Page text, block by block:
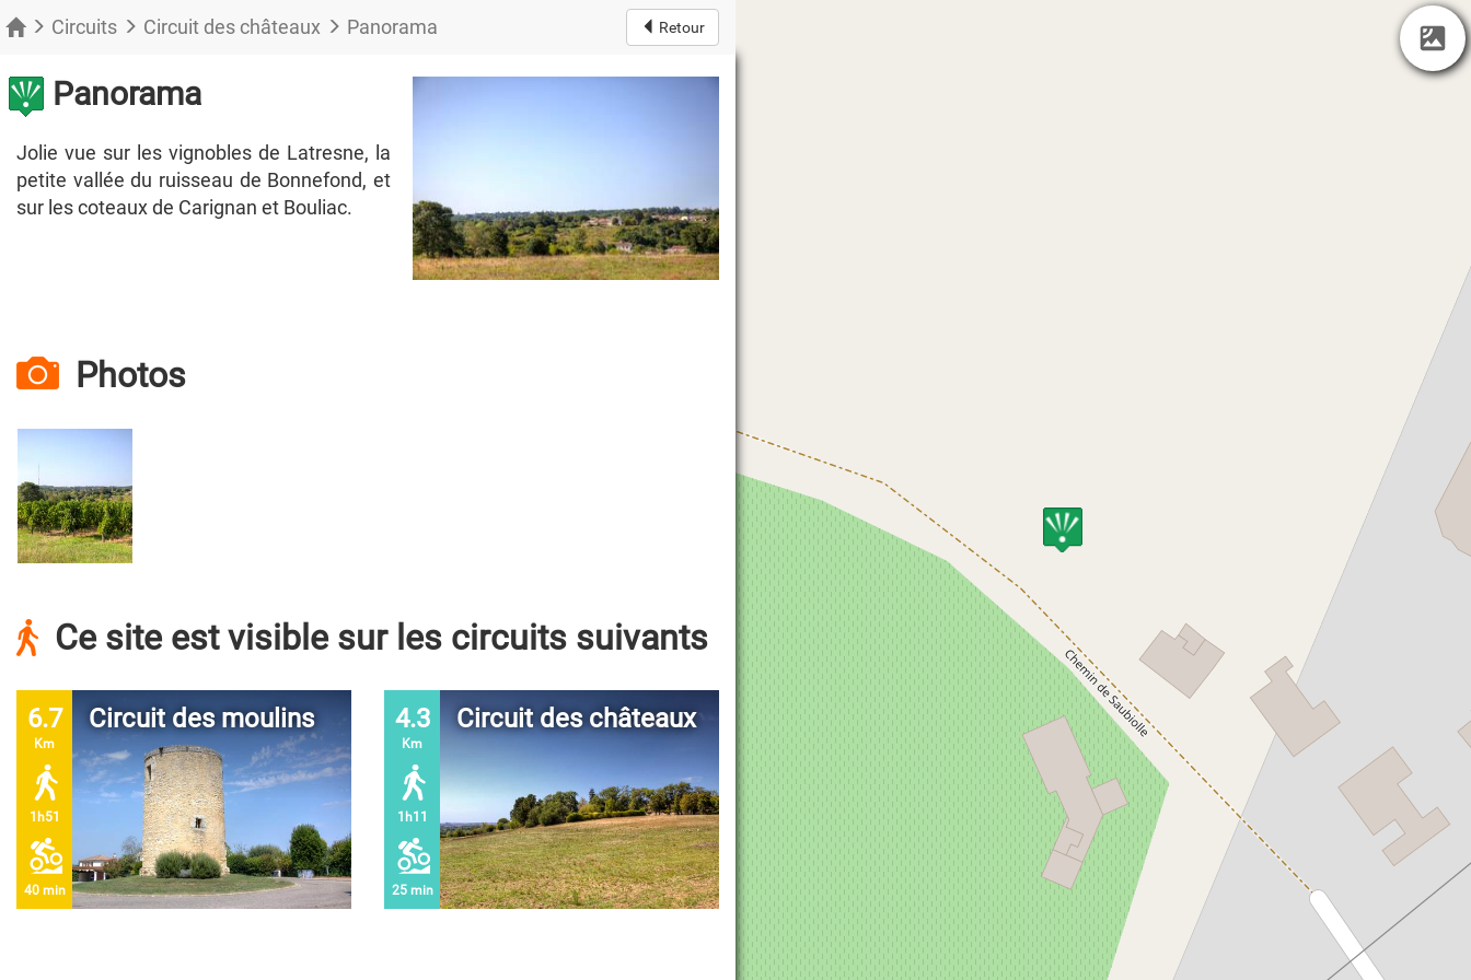
Circuits Circuit des châteaux Panorama Retour
Panorama
Jolie vue sur les vignobles de Latresne, la
petite vallée du ruisseau de Bonnefond, et
sur les coteaux de Carignan et Bouliac.
Photos
Ce site est visible sur les circuits suivants
6.7
Km
1h51
40 min
Circuit des moulins 4.3
Km
1h11
25 min
Circuit des châteaux